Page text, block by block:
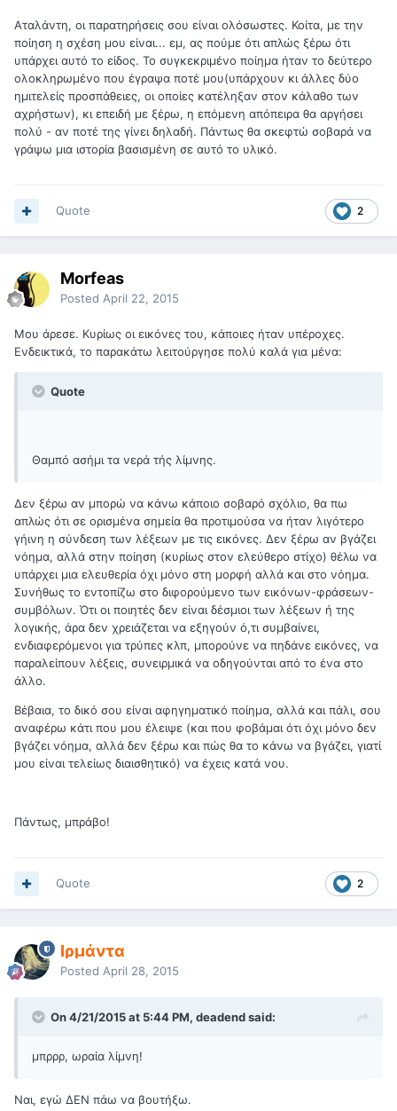
Αταλάντη, οι παρατηρήσεις σου είναι ολόσωστες. Κοίτα, με την
ποίηση η σχέση μου είναι... εμ, ας πούμε ότι απλώς ξέρω ότι
υπάρχει αυτό το είδος. Το συγκεκριμένο ποίημα ήταν το δεύτερο
ολοκληρωμένο που έγραψα ποτέ μου(υπάρχουν κι άλλες δύο
ημιτελείς προσπάθειες, οι οποίες κατέληξαν στον κάλαθο των
αχρήστων), κι επειδή με ξέρω, η επόμενη απόπειρα θα αργήσει
πολύ - αν ποτέ της γίνει δηλαδή. Πάντως θα σκεφτώ σοβαρά να
γράψω μια ιστορία βασισμένη σε αυτό το υλικό.
2
Quote
Morfeas
Posted April 22, 2015
Μου άρεσε. Κυρίως οι εικόνες του, κάποιες ήταν υπέροχες.
Ενδεικτικά, το παρακάτω λειτούργησε πολύ καλά για μένα:
Quote
Θαμπό ασήμι τα νερά τής λίμνης.
Δεν ξέρω αν μπορώ να κάνω κάποιο σοβαρό σχόλιο, θα πω
απλώς ότι σε ορισμένα σημεία θα προτιμούσα να ήταν λιγότερο
γήινη η σύνδεση των λέξεων με τις εικόνες. Δεν ξέρω αν βγάζει
νόημα, αλλά στην ποίηση (κυρίως στον ελεύθερο στίχο) θέλω να
υπάρχει μια ελευθερία όχι μόνο στη μορφή αλλά και στο νόημα.
Συνήθως το εντοπίζω στο διφορούμενο των εικόνων-φράσεων-
συμβόλων. Ότι οι ποιητές δεν είναι δέσμιοι των λέξεων ή της
λογικής, άρα δεν χρειάζεται να εξηγούν ό,τι συμβαίνει,
ενδιαφερόμενοι για τρύπες κλπ, μπορούνε να πηδάνε εικόνες, να
παραλείπουν λέξεις, συνειρμικά να οδηγούνται από το ένα στο
άλλο.
Βέβαια, το δικό σου είναι αφηγηματικό ποίημα, αλλά και πάλι, σου
αναφέρω κάτι που μου έλειψε (και που φοβάμαι ότι όχι μόνο δεν
βγάζει νόημα, αλλά δεν ξέρω και πώς θα το κάνω να βγάζει, γιατί
μου είναι τελείως διαισθητικό) να έχεις κατά νου.
Πάντως, μπράβο!
2
Quote
Ιρμάντα
Posted April 28, 2015
On 4/21/2015 at 5:44 PM, deadend said:
μπρρρ, ωραία λίμνη!
Ναι, εγώ ΔΕΝ πάω να βουτήξω.